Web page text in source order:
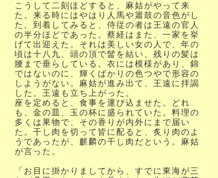
こうして二刻ほどすると、麻姑がやって来
た。来る時にはやはり人馬や簫鼓の音色がし
た。到着してみると、侍従の者は王遠の官人
の半分ほどであった。蔡経はまた、一家を挙
げて出迎えた。それは美しい女の人で、年の
頃は十八九、頭の頂で髷を結い、残りの髪は
腰まで垂らしている。衣には模様があり、錦
ではないのに、輝くばかりの色つやで形容の
しようがない。麻姑が進み出て、王遠に拝謁
した。王遠も立ち上がった。
座を定めると、食事を運び込ませた。どれ
も、金の皿、玉の杯に盛られていた。料理の
多くは果物で、その香りが内外にまで届い
た。干し肉を切って皆に配ると、炙り肉のよ
うであったが、麒麟の干し肉だという。麻姑
が言った。
「お目に掛かりましてから、すでに東海が三